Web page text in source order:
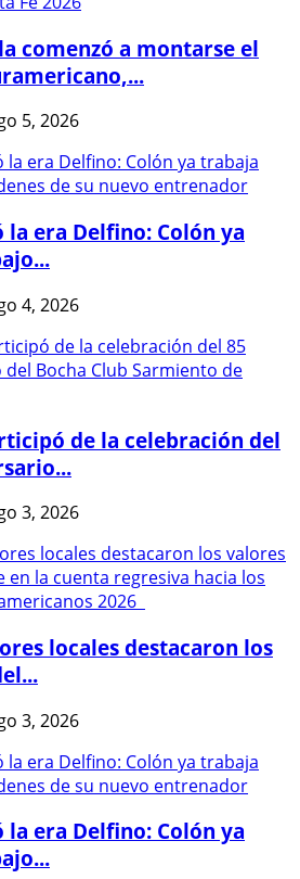
comenzó a montarse el
5, 2026
la era Delfino: Colón ya
4, 2026
de la celebración del
3, 2026
locales destacaron los
3, 2026
la era Delfino: Colón ya